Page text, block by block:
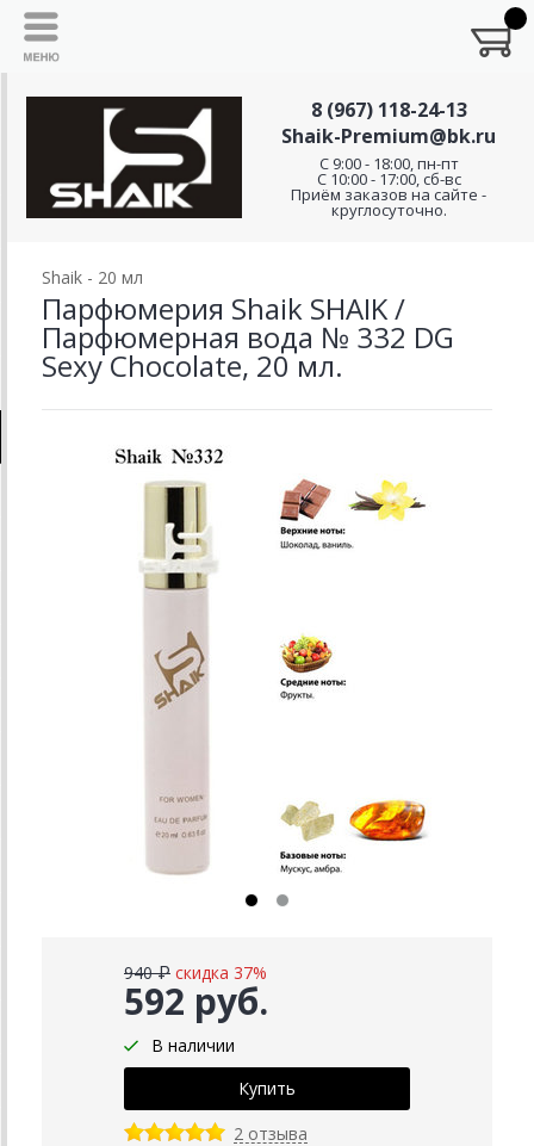
8 (967) 118-24-13
Shaik-Premium@bk.ru
C 9:00 - 18:00, пн-пт
С 10:00 - 17:00, сб-вс
Приём заказов на сайте -
круглосуточно.
Shaik - 20 мл
Парфюмерия Shaik SHAIK /
Парфюмерная вода № 332 DG
Sexy Chocolate, 20 мл.
592 руб.
940 ₽ скидка 37%
В наличии
2 отзыва